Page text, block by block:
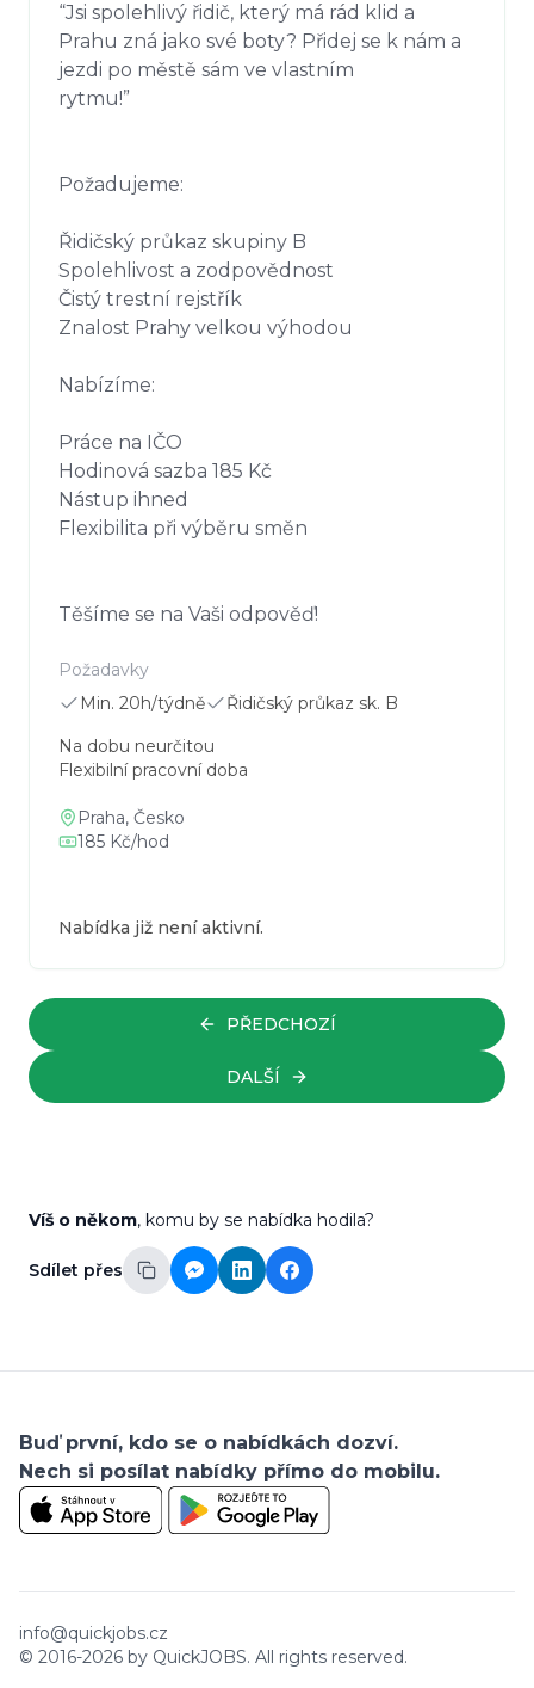
“Jsi spolehlivý řidič, který má rád klid a
Prahu zná jako své boty? Přidej se k nám a
jezdi po městě sám ve vlastním
rytmu!”
Požadujeme:
Řidičský průkaz skupiny B
Spolehlivost a zodpovědnost
Čistý trestní rejstřík
Znalost Prahy velkou výhodou
Nabízíme:
Práce na IČO
Hodinová sazba 185 Kč
Nástup ihned
Flexibilita při výběru směn
Těšíme se na Vaši odpověď!
Požadavky
Min. 20h/týdně
Řidičský průkaz sk. B
Na dobu neurčitou
Flexibilní pracovní doba
Praha, Česko
185 Kč/hod
Nabídka již není aktivní.
PŘEDCHOZÍ
DALŠÍ
Víš o někom, komu by se nabídka hodila?
Sdílet přes
Buď první, kdo se o nabídkách dozví.
Nech si posílat nabídky přímo do mobilu.
info@quickjobs.cz
© 2016-2026 by QuickJOBS. All rights reserved.